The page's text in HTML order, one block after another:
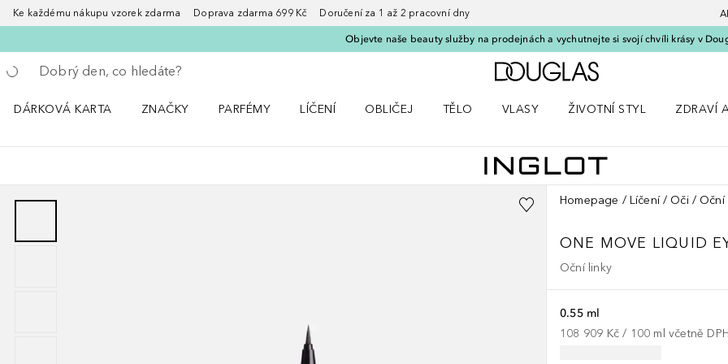
Ke každému nákupu vzorek zdarma Doprava zdarma 699 Kč Doručení za 1 až 2 pracovní dny
Objevte naše beauty služby na prodejnách a vychutnejte si svojí chvíli krásy v
Vraťte se
Proveďte vyhledávání
Domů
DÁRKOVÁ KARTA
ZNAČKY
PARFÉMY
LÍČENÍ
OBLIČEJ
TĚLO
VLASY
ŽIVOTNÍ STYL
ZDRAVÍ
Homepage Líčení Oči Oční
ONE MOVE LIQUID
Oční linky
0.55 ml
108 909 Kč / 100 ml včetně